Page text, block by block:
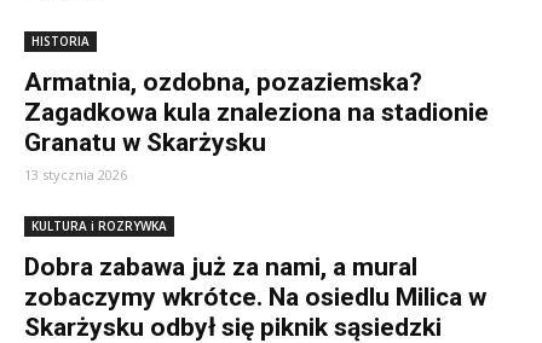
HISTORIA
Armatnia, ozdobna, pozaziemska?
Zagadkowa kula znaleziona na stadionie
Granatu w Skarżysku
13 stycznia 2026
KULTURA i ROZRYWKA
Dobra zabawa już za nami, a mural
zobaczymy wkrótce. Na osiedlu Milica w
Skarżysku odbył się piknik sąsiedzki